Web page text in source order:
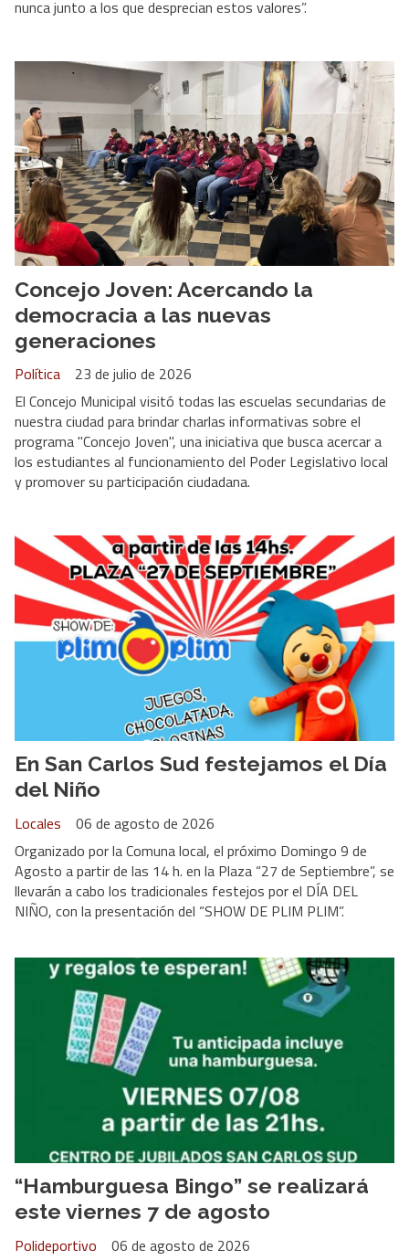
nunca junto a los que desprecian estos valores”.
Concejo Joven: Acercando la
democracia a las nuevas
generaciones
Política
23 de julio de 2026
El Concejo Municipal visitó todas las escuelas secundarias de
nuestra ciudad para brindar charlas informativas sobre el
programa "Concejo Joven", una iniciativa que busca acercar a
los estudiantes al funcionamiento del Poder Legislativo local
y promover su participación ciudadana.
En San Carlos Sud festejamos el Día
del Niño
Locales
06 de agosto de 2026
Organizado por la Comuna local, el próximo Domingo 9 de
Agosto a partir de las 14 h. en la Plaza “27 de Septiembre”, se
llevarán a cabo los tradicionales festejos por el DÍA DEL
NIÑO, con la presentación del “SHOW DE PLIM PLIM”.
“Hamburguesa Bingo” se realizará
este viernes 7 de agosto
Polideportivo
06 de agosto de 2026